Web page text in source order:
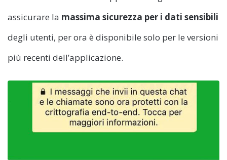
assicurare la massima sicurezza per i dati sensibili
degli utenti, per ora è disponibile solo per le versioni
più recenti dell’applicazione.